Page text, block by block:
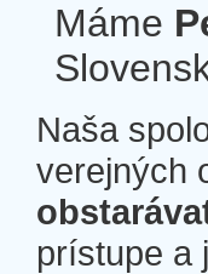
Máme
Naša
verejných
prístupe a